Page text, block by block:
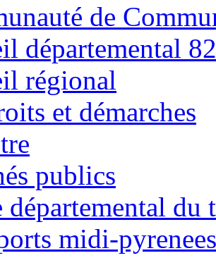
de
départemental 82
régional
et démarches
publics
du
midi-pyrenees